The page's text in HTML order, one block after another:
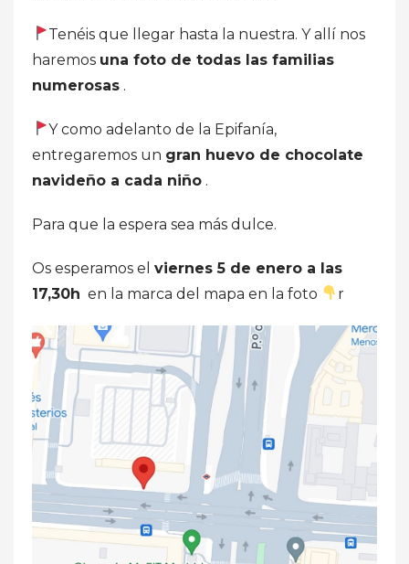
Tenéis que llegar hasta la nuestra. Y allí nos
haremos una foto de todas las familias
numerosas .
Y como adelanto de la Epifanía,
entregaremos un gran huevo de chocolate
navideño a cada niño .
Para que la espera sea más dulce.
Os esperamos el viernes 5 de enero a las
17,30h en la marca del mapa en la foto r